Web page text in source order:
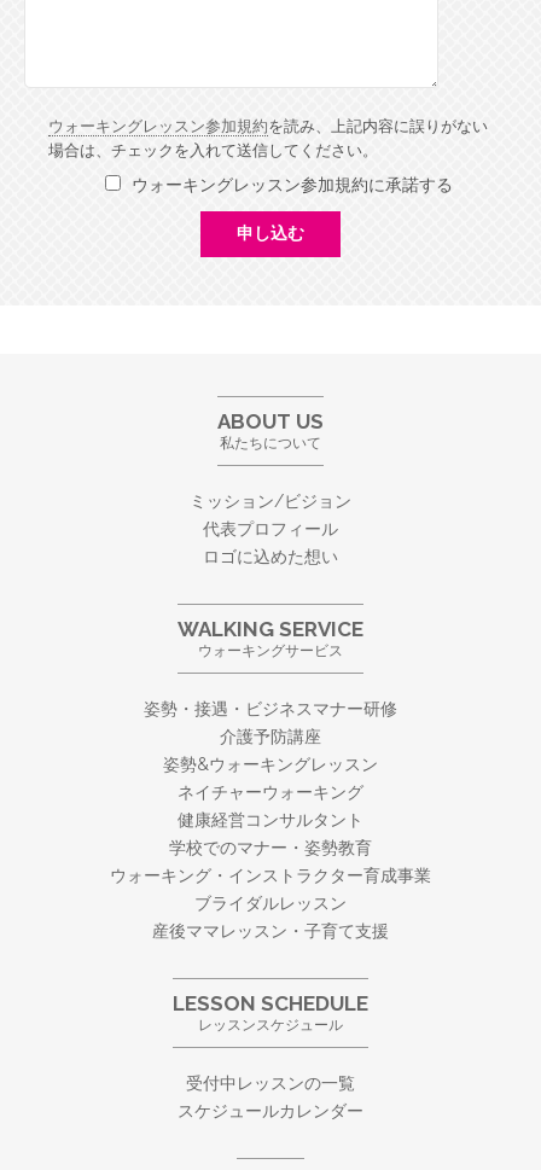
ウォーキングレッスン参加規約を読み、上記内容に誤りがない
場合は、チェックを入れて送信してください。
ウォーキングレッスン参加規約に承諾する
ABOUT US
私たちについて
ミッション/ビジョン
代表プロフィール
ロゴに込めた想い
WALKING SERVICE
ウォーキングサービス
姿勢・接遇・ビジネスマナー研修
介護予防講座
姿勢&ウォーキングレッスン
ネイチャーウォーキング
健康経営コンサルタント
学校でのマナー・姿勢教育
ウォーキング・ インストラクター育成事業
ブライダルレッスン
産後ママレッスン・子育て支援
LESSON SCHEDULE
レッスンスケジュール
受付中レッスンの一覧
スケジュールカレンダー